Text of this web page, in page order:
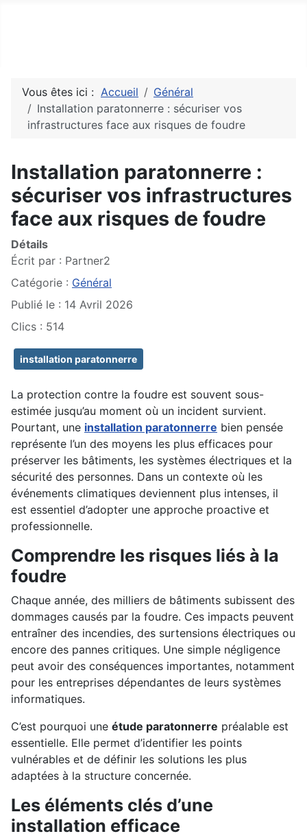
Vous êtes ici : Accueil
Général
Installation paratonnerre : sécuriser vos
infrastructures face aux risques de foudre
Installation paratonnerre :
sécuriser vos infrastructures
face aux risques de foudre
Détails
Écrit par : Partner2
Catégorie : Général
Publié le : 14 Avril 2026
Clics : 514
installation paratonnerre
La protection contre la foudre est souvent sous-
estimée jusqu’au moment où un incident survient.
Pourtant, une installation paratonnerre bien pensée
représente l’un des moyens les plus efficaces pour
préserver les bâtiments, les systèmes électriques et la
sécurité des personnes. Dans un contexte où les
événements climatiques deviennent plus intenses, il
est essentiel d’adopter une approche proactive et
professionnelle.
Comprendre les risques liés à la
foudre
Chaque année, des milliers de bâtiments subissent des
dommages causés par la foudre. Ces impacts peuvent
entraîner des incendies, des surtensions électriques ou
encore des pannes critiques. Une simple négligence
peut avoir des conséquences importantes, notamment
pour les entreprises dépendantes de leurs systèmes
informatiques.
C’est pourquoi une étude paratonnerre préalable est
essentielle. Elle permet d’identifier les points
vulnérables et de définir les solutions les plus
adaptées à la structure concernée.
Les éléments clés d’une
installation efficace